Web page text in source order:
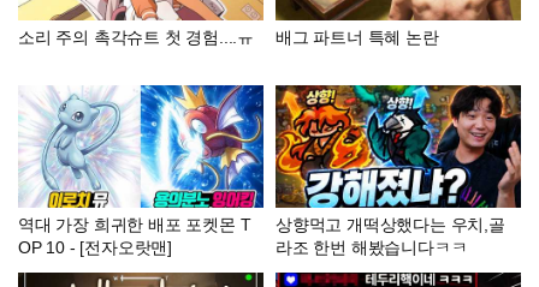
소리 주의 촉각슈트 첫 경험....ㅠ 배그 파트너 특혜 논란
역대 가장 희귀한 배포 포켓몬 T
OP 10 - [전자오랏맨]
상향먹고 개떡상했다는 우치,골
라조 한번 해봤습니다ㅋㅋ